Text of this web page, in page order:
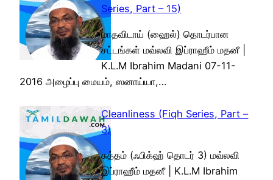
Series, Part – 15)
மாதவிடாய் (ஹைல்) தொடர்பான
சட்டங்கள் மவ்லவி இப்ராஹீம் மதனீ |
K.L.M Ibrahim Madani 07-11-
2016 அழைப்பு மையம், ஸனாய்யா,…
Cleanliness (Fiqh Series, Part –
3)
சுத்தம் (ஃபிக்ஹ் தொடர் 3) மவ்லவி
இப்ராஹீம் மதனீ | K.L.M Ibrahim